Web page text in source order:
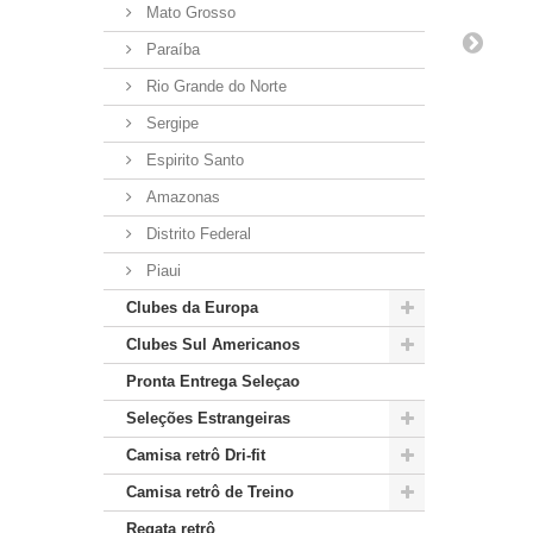
Mato Grosso
Paraíba
Rio Grande do Norte
Sergipe
Espirito Santo
Amazonas
Distrito Federal
Piaui
Clubes da Europa
Clubes Sul Americanos
Pronta Entrega Seleçao
Seleções Estrangeiras
Camisa retrô Dri-fit
Camisa retrô de Treino
Regata retrô